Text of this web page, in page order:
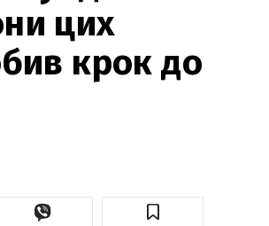
цих
крок до